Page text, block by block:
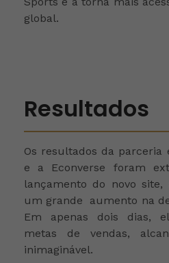
global.
Resultados
Os resultados da
e a Econverse foram
lançamento do novo
um grande aumento na
Em apenas dois dias,
metas de vendas,
inimaginável.